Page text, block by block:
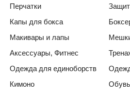
Перчатки
Капы для бокса
Макивары и лапы
Аксессуары, Фитнес
Одежда для единоборств
Кимоно
Обувь